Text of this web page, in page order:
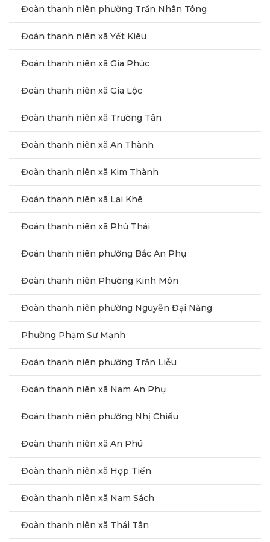
Đoàn thanh niên phường Trần Nhân Tông
Đoàn thanh niên xã Yết Kiêu
Đoàn thanh niên xã Gia Phúc
Đoàn thanh niên xã Gia Lộc
Đoàn thanh niên xã Trường Tân
Đoàn thanh niên xã An Thành
Đoàn thanh niên xã Kim Thành
Đoàn thanh niên xã Lai Khê
Đoàn thanh niên xã Phú Thái
Đoàn thanh niên phường Bắc An Phụ
Đoàn thanh niên Phường Kinh Môn
Đoàn thanh niên phường Nguyễn Đại Năng
Phường Phạm Sư Mạnh
Đoàn thanh niên phường Trần Liễu
Đoàn thanh niên xã Nam An Phụ
Đoàn thanh niên phường Nhị Chiểu
Đoàn thanh niên xã An Phú
Đoàn thanh niên xã Hợp Tiến
Đoàn thanh niên xã Nam Sách
Đoàn thanh niên xã Thái Tân